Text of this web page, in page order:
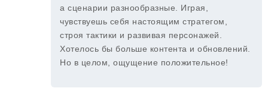
а сценарии разнообразные. Играя,
чувствуешь себя настоящим стратегом,
строя тактики и развивая персонажей.
Хотелось бы больше контента и обновлений.
Но в целом, ощущение положительное!